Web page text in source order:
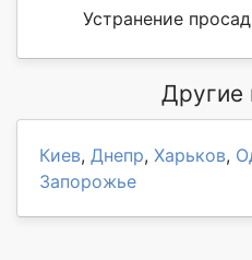
Устранение
Другие
Киев, Днепр, Харьков,
Запорожье